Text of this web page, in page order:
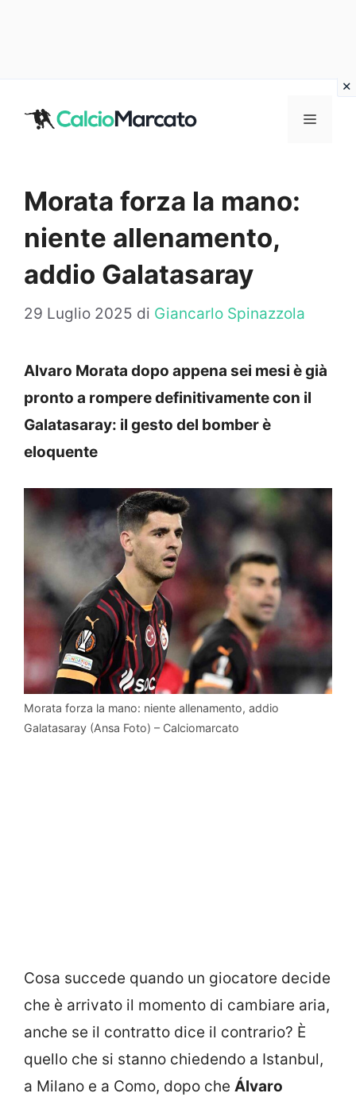
MENU
Morata forza la mano:
niente allenamento,
addio Galatasaray
29 Luglio 2025 di Giancarlo Spinazzola
Alvaro Morata dopo appena sei mesi è già
pronto a rompere definitivamente con il
Galatasaray: il gesto del bomber è
eloquente
Morata forza la mano: niente allenamento, addio
Galatasaray (Ansa Foto) – Calciomarcato
Cosa succede quando un giocatore decide
che è arrivato il momento di cambiare aria,
anche se il contratto dice il contrario? È
quello che si stanno chiedendo a Istanbul,
a Milano e a Como, dopo che Álvaro